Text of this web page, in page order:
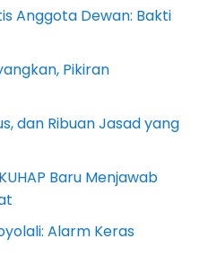
Anggota Dewan: Bakti
Pikiran
dan Ribuan Jasad yang
Baru Menjawab
Alarm Keras